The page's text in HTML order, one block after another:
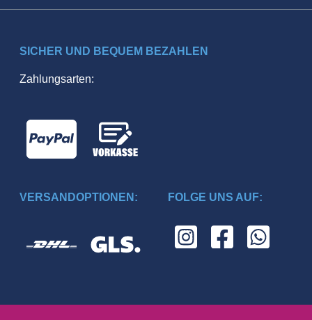
SICHER UND BEQUEM BEZAHLEN
Zahlungsarten:
VERSANDOPTIONEN: FOLGE UNS AUF: